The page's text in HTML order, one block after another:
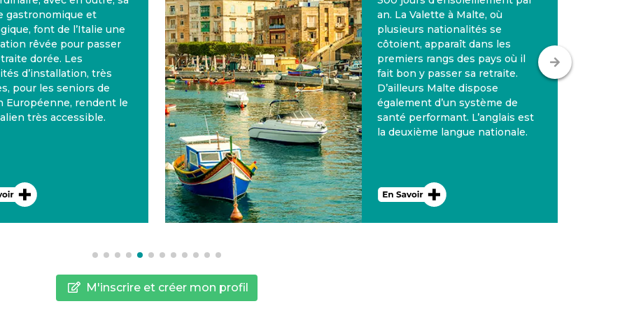
La Valette à Malte, où
nationalités se
apparaît dans les
rangs des pays où il
bon y passer sa retraite.
Malte dispose
d’un système de
performant. L’anglais est
l’année. Un véritable
dépaysement culturel avec un
peuple marocain accueillant et
chaleureux. Gastronomie
marocaine : les plats les plus
connus du pays, comme le
couscous ou le tajine de poulet
sans oublier, pour le dessert les
cornes de gazelle ou des
M'inscrire et créer mon profil